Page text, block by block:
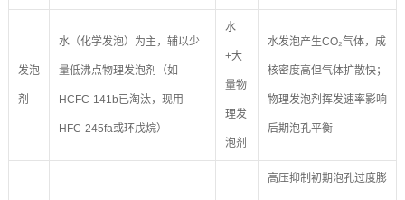
发泡
剂
水（化学发泡）为主，辅以少
量低沸点物理发泡剂（如
HCFC-141b已淘汰，现用
HFC-245fa或环戊烷）
水
+大
量物
理发
泡剂
水发泡产生CO₂气体，成
核密度高但气体扩散快；
物理发泡剂挥发速率影响
后期泡孔平衡
高压抑制初期泡孔过度膨